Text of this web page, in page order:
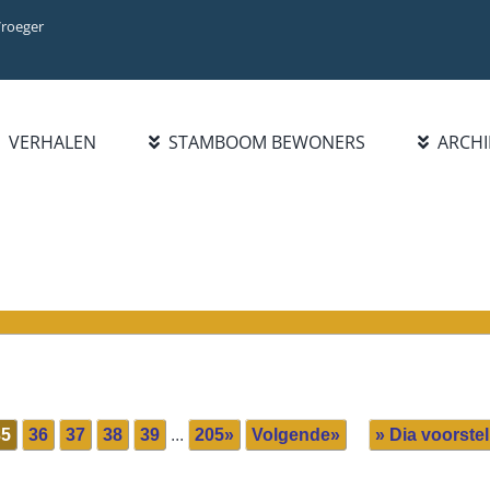
VERHALEN STAMBOOM BEWONERS
STATISTIEKEN
BLADEREN DOOR
FAMILIENAMEN
HANDELSREGISTER 1921-
1977
36 37 38 39 ... 205» Volgende» » Dia